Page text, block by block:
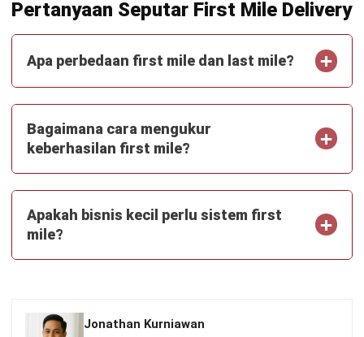
pengadaan barang dan jasa yang mendukung operasi
kebutuhan operasional terpenuhi dengan tepat.
Pendekatan sistematis Jonathan memungkinkan proses
procurement yang efisien dan transparan. Dengan
evaluasi pemasok yang konsisten, ia membantu
berkelanjutan.
Senior Technical Lead in
dalam bidang teknologi menumbuhkan ketertarikannya